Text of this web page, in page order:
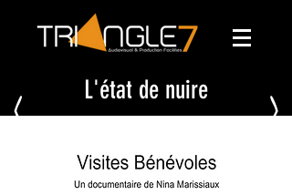
< L'état de nuire >